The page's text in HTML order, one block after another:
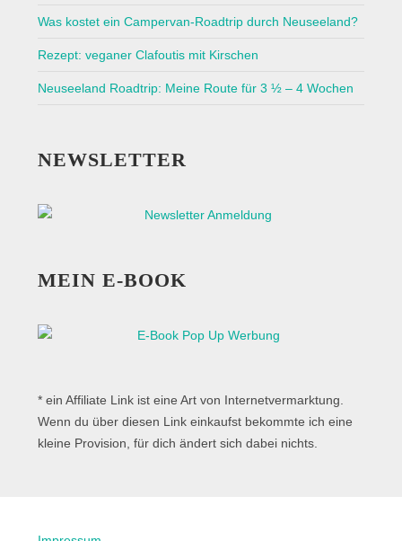
Was kostet ein Campervan-Roadtrip durch Neuseeland?
Rezept: veganer Clafoutis mit Kirschen
Neuseeland Roadtrip: Meine Route für 3 ½ – 4 Wochen
NEWSLETTER
MEIN E-BOOK
* ein Affiliate Link ist eine Art von Internetvermarktung.
Wenn du über diesen Link einkaufst bekommte ich eine
kleine Provision, für dich ändert sich dabei nichts.